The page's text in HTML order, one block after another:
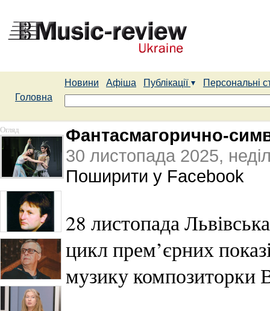
Новини Афіша Публікації
Персональні
Головна
Огляд
Фантасмагорично-
30 листопада 2025,
Поширити у Facebook
28 листопада
цикл прем’єрних
музику композиторки